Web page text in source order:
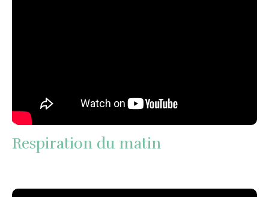
Respiration du matin